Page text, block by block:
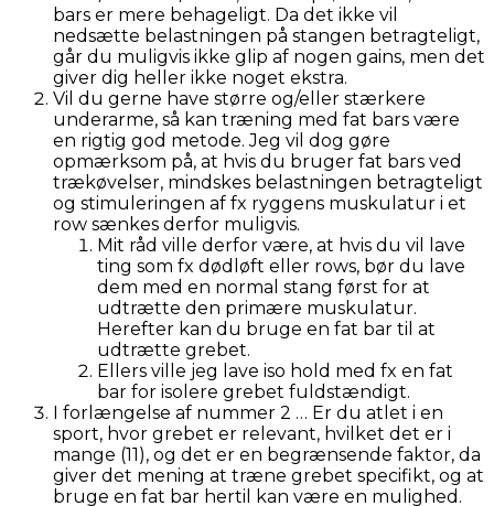
bars er mere behageligt. Da det ikke vil
nedsætte belastningen på stangen betragteligt,
går du muligvis ikke glip af nogen gains, men det
giver dig heller ikke noget ekstra.
Vil du gerne have større og/eller stærkere
underarme, så kan træning med fat bars være
en rigtig god metode. Jeg vil dog gøre
opmærksom på, at hvis du bruger fat bars ved
trækøvelser, mindskes belastningen betragteligt
og stimuleringen af fx ryggens muskulatur i et
row sænkes derfor muligvis.
Mit råd ville derfor være, at hvis du vil lave
ting som fx dødløft eller rows, bør du lave
dem med en normal stang først for at
udtrætte den primære muskulatur.
Herefter kan du bruge en fat bar til at
udtrætte grebet.
Ellers ville jeg lave iso hold med fx en fat
bar for isolere grebet fuldstændigt.
I forlængelse af nummer 2 … Er du atlet i en
sport, hvor grebet er relevant, hvilket det er i
mange (11), og det er en begrænsende faktor, da
giver det mening at træne grebet specifikt, og at
bruge en fat bar hertil kan være en mulighed.